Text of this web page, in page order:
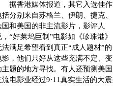
香港媒体报道，其它入选佳作
括分别来自苏格兰、伊朗、捷克、
国和美国的非主流影片，影评人
，“好莱坞巨制”电影如《珍珠港》
法满足希望看到真正“成人题材”的
影，他们只好从这些充满不定、变
主题的地方寻找。有人还预测美国
流电影业经过9·11真实生活的大